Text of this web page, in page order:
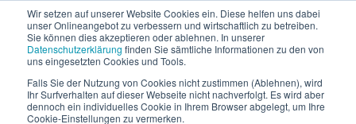
Wir setzen auf unserer Website Cookies ein. Diese helfen uns dabei
unser Onlineangebot zu verbessern und wirtschaftlich zu betreiben.
Sie können dies akzeptieren oder ablehnen. In unserer
Datenschutzerklärung finden Sie sämtliche Informationen zu den von
uns eingesetzten Cookies und Tools.
Falls Sie der Nutzung von Cookies nicht zustimmen (Ablehnen), wird
Ihr Surfverhalten auf dieser Webseite nicht nachverfolgt. Es wird aber
dennoch ein individuelles Cookie in Ihrem Browser abgelegt, um Ihre
Cookie-Einstellungen zu vermerken.
Termin vereinbaren +49 (0) 89 512 65 100
Was
Unternehmensgröße Produkte Branchen
Die
Plattform Überblick
Machen
InsightsBlog
Machen
Was
Über Uns (Geschichte)
Machen
1 MINUTEN LESEZEIT